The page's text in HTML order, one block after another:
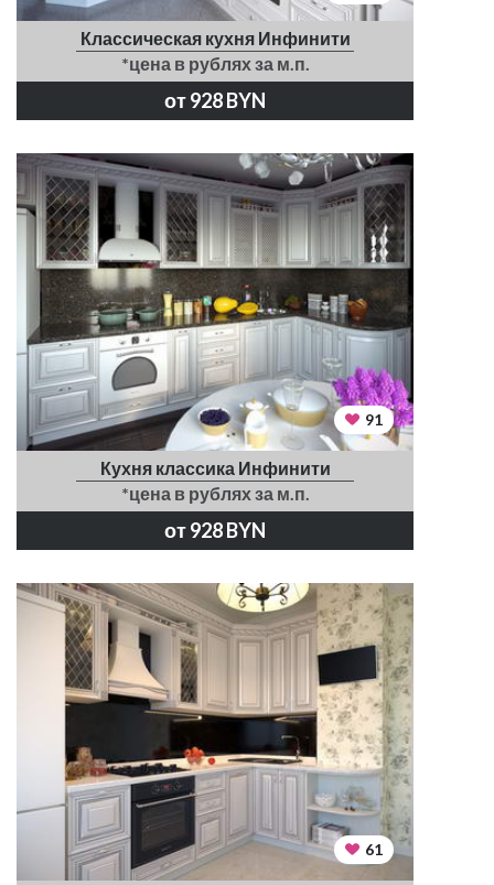
Классическая кухня Инфинити
*цена в рублях за м.п.
от 928 BYN
91
Кухня классика Инфинити
*цена в рублях за м.п.
от 928 BYN
61